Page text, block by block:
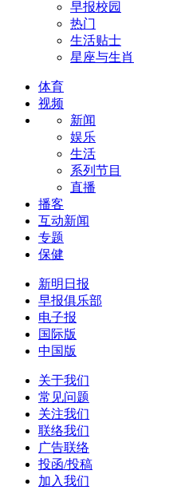
早报校园
热门
生活贴士
星座与生肖
体育
视频
新闻
娱乐
生活
系列节目
直播
播客
互动新闻
专题
保健
新明日报
早报俱乐部
电子报
国际版
中国版
关于我们
常见问题
关注我们
联络我们
广告联络
投函/投稿
加入我们